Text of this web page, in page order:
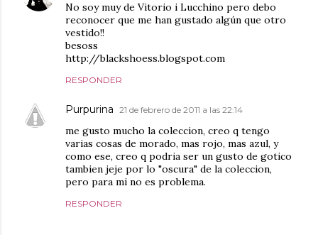
No soy muy de Vitorio i Lucchino pero debo
reconocer que me han gustado algún que otro
vestido!!
besoss
http://blackshoess.blogspot.com
RESPONDER
Purpurina 21 de febrero de 2011 a las 22:14
me gusto mucho la coleccion, creo q tengo
varias cosas de morado, mas rojo, mas azul, y
como ese, creo q podria ser un gusto de gotico
tambien jeje por lo "oscura" de la coleccion,
pero para mi no es problema.
RESPONDER